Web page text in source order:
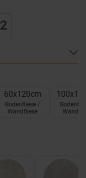
60x120cm
Bodenfliese /
Wandfliese